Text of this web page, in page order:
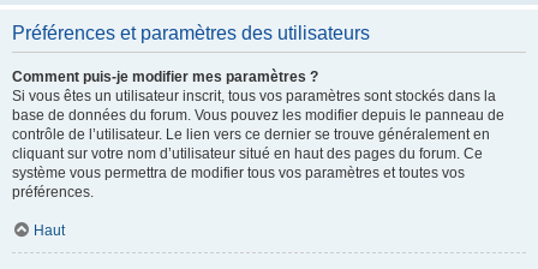
Préférences et paramètres des utilisateurs
Comment puis-je modifier mes paramètres ?
Si vous êtes un utilisateur inscrit, tous vos paramètres sont stockés dans la
base de données du forum. Vous pouvez les modifier depuis le panneau de
contrôle de l’utilisateur. Le lien vers ce dernier se trouve généralement en
cliquant sur votre nom d’utilisateur situé en haut des pages du forum. Ce
système vous permettra de modifier tous vos paramètres et toutes vos
préférences.
Haut